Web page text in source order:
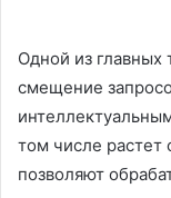
Одной из главных
смещение
том числе растет
позволяют